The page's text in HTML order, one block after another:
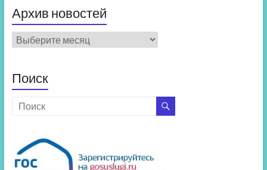
Архив новостей
Архив
новостей
Поиск